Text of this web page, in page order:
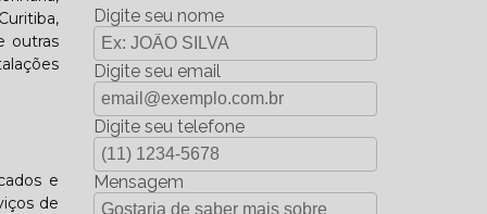
outras
e
de
Digite seu nome
Digite seu email
Digite seu telefone
Mensagem